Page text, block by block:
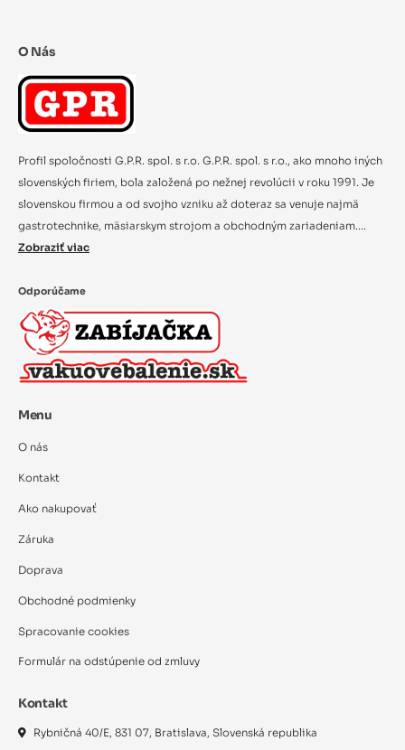
O Nás
Profil spoločnosti G.P.R. spol. s r.o. G.P.R. spol. s r.o., ako mnoho iných
slovenských firiem, bola založená po nežnej revolúcii v roku 1991. Je
slovenskou firmou a od svojho vzniku až doteraz sa venuje najmä
gastrotechnike, mäsiarskym strojom a obchodným zariadeniam....
Zobraziť viac
Odporúčame
Menu
O nás
Kontakt
Ako nakupovať
Záruka
Doprava
Obchodné podmienky
Spracovanie cookies
Formulár na odstúpenie od zmluvy
Kontakt
Rybničná 40/E, 831 07, Bratislava, Slovenská republika